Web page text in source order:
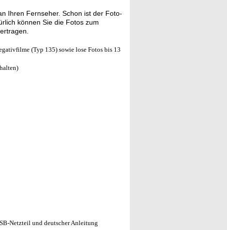
Ihren Fernseher. Schon ist der Foto-
können Sie die Fotos zum
(Typ 135) sowie lose Fotos bis 13
Netzteil und deutscher Anleitung